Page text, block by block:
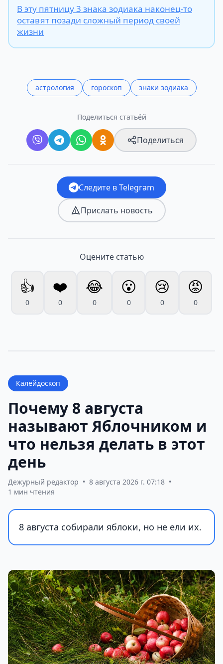
В эту пятницу 3 знака зодиака наконец-то
оставят позади сложный период своей
жизни
астрология гороскоп знаки зодиака
Поделиться статьёй
Поделиться
Следите в Telegram
Прислать новость
Оцените статью
👍
0
❤️
0
😂
0
😮
0
😢
0
😡
0
Калейдоскоп
Почему 8 августа
называют Яблочником и
что нельзя делать в этот
день
Дежурный редактор • 8 августа 2026 г. 07:18 •
1 мин чтения
8 августа собирали яблоки, но не ели их.